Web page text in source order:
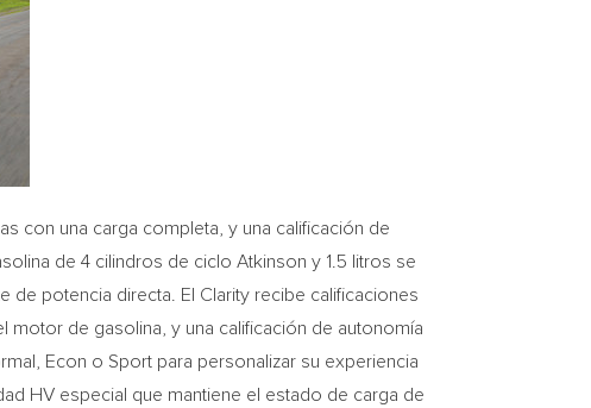
con una carga completa, y una calificación de
de 4 cilindros de ciclo Atkinson y 1.5 litros se
de potencia directa. El Clarity recibe calificaciones
motor de gasolina, y una calificación de autonomía
Econ o Sport para personalizar su experiencia
HV especial que mantiene el estado de carga de